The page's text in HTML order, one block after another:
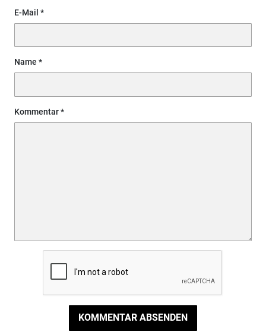
E-Mail
Name
Kommentar
KOMMENTAR ABSENDEN